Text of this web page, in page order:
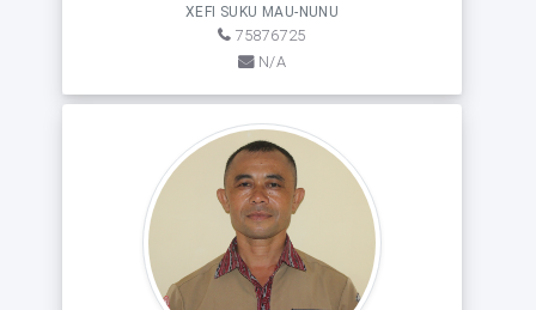
XEFI SUKU MAU-NUNU
75876725
N/A